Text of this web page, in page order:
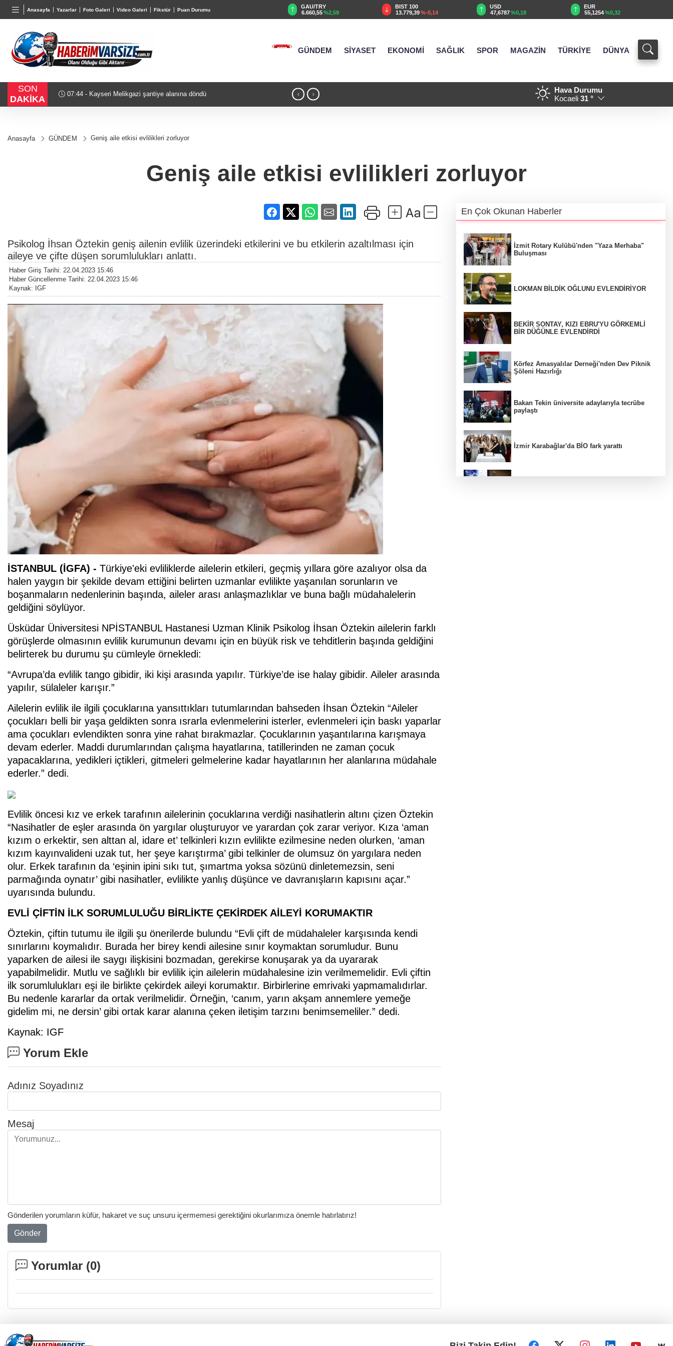
Anasayfa Yazarlar Foto Galeri Video Galeri Fikstür Puan Durumu
BGN
27,9743 %-0,22
VND
0,0018%0,32
6.660,55
BIST 100
13.779,39%-0,14
USD
47,6787%0,18
EUR
55,1254 %0,32
GBP
64,3468 %0,38
GÜNDEM SİYASET EKONOMİ SAĞLIK SPOR MAGAZİN TÜRKİYE DÜNYA
SON
DAKİKA
07:12 - Antikacılar Kayseri Talas'ta buluşuyor 21:17 - Bakan Tekin
‹ ›
Hava Durumu
Kocaeli 31 °
Anasayfa GÜNDEM Geniş aile etkisi evlilikleri zorluyor
Geniş aile etkisi evlilikleri zorluyor
Psikolog İhsan Öztekin geniş ailenin evlilik üzerindeki etkilerini ve bu etkilerin azaltılması için
aileye ve çifte düşen sorumlulukları anlattı.
Haber Giriş Tarihi: 22.04.2023 15:46
Haber Güncellenme Tarihi: 22.04.2023 15:46
Kaynak: IGF
İSTANBUL (İGFA) - Türkiye'eki evliliklerde ailelerin etkileri, geçmiş yıllara göre azalıyor olsa da
halen yaygın bir şekilde devam ettiğini belirten uzmanlar evlilikte yaşanılan sorunların ve
boşanmaların nedenlerinin başında, aileler arası anlaşmazlıklar ve buna bağlı müdahalelerin
geldiğini söylüyor.
Üsküdar Üniversitesi NPİSTANBUL Hastanesi Uzman Klinik Psikolog İhsan Öztekin ailelerin farklı
görüşlerde olmasının evlilik kurumunun devamı için en büyük risk ve tehditlerin başında geldiğini
belirterek bu durumu şu cümleyle örnekledi:
“Avrupa’da evlilik tango gibidir, iki kişi arasında yapılır. Türkiye’de ise halay gibidir. Aileler arasında
yapılır, sülaleler karışır.”
Ailelerin evlilik ile ilgili çocuklarına yansıttıkları tutumlarından bahseden İhsan Öztekin “Aileler
çocukları belli bir yaşa geldikten sonra ısrarla evlenmelerini isterler, evlenmeleri için baskı yaparlar
ama çocukları evlendikten sonra yine rahat bırakmazlar. Çocuklarının yaşantılarına karışmaya
devam ederler. Maddi durumlarından çalışma hayatlarına, tatillerinden ne zaman çocuk
yapacaklarına, yedikleri içtikleri, gitmeleri gelmelerine kadar hayatlarının her alanlarına müdahale
ederler.” dedi.
Evlilik öncesi kız ve erkek tarafının ailelerinin çocuklarına verdiği nasihatlerin altını çizen Öztekin
“Nasihatler de eşler arasında ön yargılar oluşturuyor ve yarardan çok zarar veriyor. Kıza ‘aman
kızım o erkektir, sen alttan al, idare et’ telkinleri kızın evlilikte ezilmesine neden olurken, ‘aman
kızım kayınvalideni uzak tut, her şeye karıştırma’ gibi telkinler de olumsuz ön yargılara neden
olur. Erkek tarafının da ‘eşinin ipini sıkı tut, şımartma yoksa sözünü dinletemezsin, seni
parmağında oynatır’ gibi nasihatler, evlilikte yanlış düşünce ve davranışların kapısını açar.”
uyarısında bulundu.
EVLİ ÇİFTİN İLK SORUMLULUĞU BİRLİKTE ÇEKİRDEK AİLEYİ KORUMAKTIR
Öztekin, çiftin tutumu ile ilgili şu önerilerde bulundu “Evli çift de müdahaleler karşısında kendi
sınırlarını koymalıdır. Burada her birey kendi ailesine sınır koymaktan sorumludur. Bunu
yaparken de ailesi ile saygı ilişkisini bozmadan, gerekirse konuşarak ya da uyararak
yapabilmelidir. Mutlu ve sağlıklı bir evlilik için ailelerin müdahalesine izin verilmemelidir. Evli çiftin
ilk sorumlulukları eşi ile birlikte çekirdek aileyi korumaktır. Birbirlerine emrivaki yapmamalıdırlar.
Bu nedenle kararlar da ortak verilmelidir. Örneğin, ‘canım, yarın akşam annemlere yemeğe
gidelim mi, ne dersin’ gibi ortak karar alanına çeken iletişim tarzını benimsemeliler.” dedi.
Kaynak: IGF
Yorum Ekle
Adınız Soyadınız
Mesaj
Gönderilen yorumların küfür, hakaret ve suç unsuru içermemesi gerektiğini okurlarımıza önemle hatırlatırız!
Gönder
Yorumlar (0)
En Çok Okunan Haberler
İzmit Rotary Kulübü'nden "Yaza Merhaba"
Buluşması
LOKMAN BİLDİK OĞLUNU EVLENDİRİYOR
BEKİR SONTAY, KIZI EBRU'YU GÖRKEMLİ
BİR DÜĞÜNLE EVLENDİRDİ
Körfez Amasyalılar Derneği'nden Dev Piknik
Şöleni Hazırlığı
Bakan Tekin üniversite adaylarıyla tecrübe
paylaştı
İzmir Karabağlar'da BİO fark yarattı